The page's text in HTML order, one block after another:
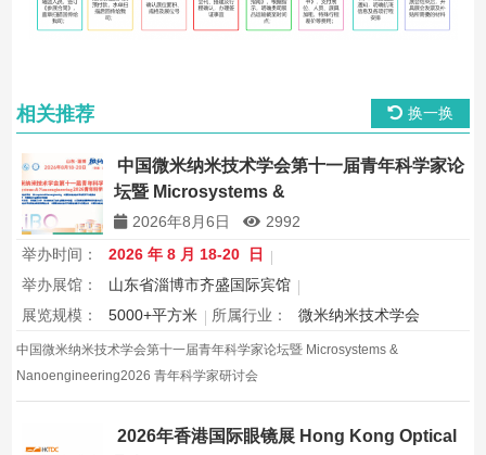
相关推荐 换一换
中国微米纳米技术学会第十一届青年科学家论
坛暨 Microsystems &
Nanoengineering2026 青年科学家研讨会
2026年8月6日
2992
举办时间：
2026 年 8 月 18-20 日
举办展馆：
山东省淄博市齐盛国际宾馆
展览规模：
5000+平方米 所属行业： 微米纳米技术学会
中国微米纳米技术学会第十一届青年科学家论坛暨 Microsystems &
Nanoengineering2026 青年科学家研讨会
2026年香港国际眼镜展 Hong Kong Optical